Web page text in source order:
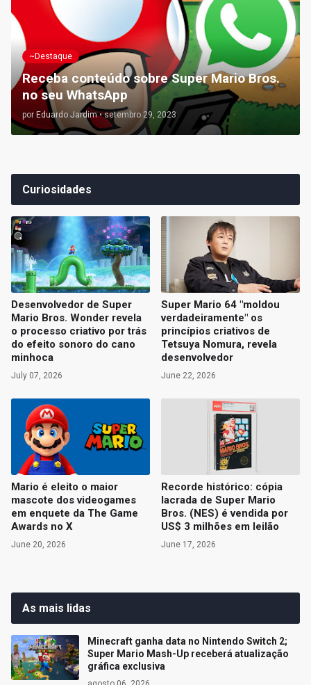
~Destaque
Receba conteúdo sobre Super Mario Bros.
no seu WhatsApp
por Eduardo Jardim • setembro 29, 2023
Curiosidades
Desenvolvedor de Super
Mario Bros. Wonder revela
o processo criativo por trás
do efeito sonoro do cano
minhoca
July 07, 2026
Super Mario 64 "moldou
verdadeiramente" os
princípios criativos de
Tetsuya Nomura, revela
desenvolvedor
June 22, 2026
Mario é eleito o maior
mascote dos videogames
em enquete da The Game
Awards no X
June 20, 2026
Recorde histórico: cópia
lacrada de Super Mario
Bros. (NES) é vendida por
US$ 3 milhões em leilão
June 17, 2026
As mais lidas
Minecraft ganha data no Nintendo Switch 2;
Super Mario Mash-Up receberá atualização
gráfica exclusiva